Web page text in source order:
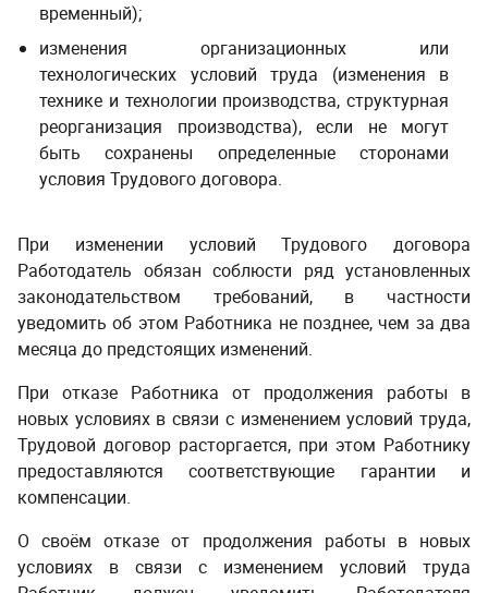
временный);
изменения организационных или
технологических условий труда (изменения в
технике и технологии производства, структурная
реорганизация производства), если не могут
быть сохранены определенные сторонами
условия Трудового договора.
При изменении условий Трудового договора
Работодатель обязан соблюсти ряд установленных
законодательством требований, в частности
уведомить об этом Работника не позднее, чем за два
месяца до предстоящих изменений.
При отказе Работника от продолжения работы в
новых условиях в связи с изменением условий труда,
Трудовой договор расторгается, при этом Работнику
предоставляются соответствующие гарантии и
компенсации.
О своём отказе от продолжения работы в новых
условиях в связи с изменением условий труда